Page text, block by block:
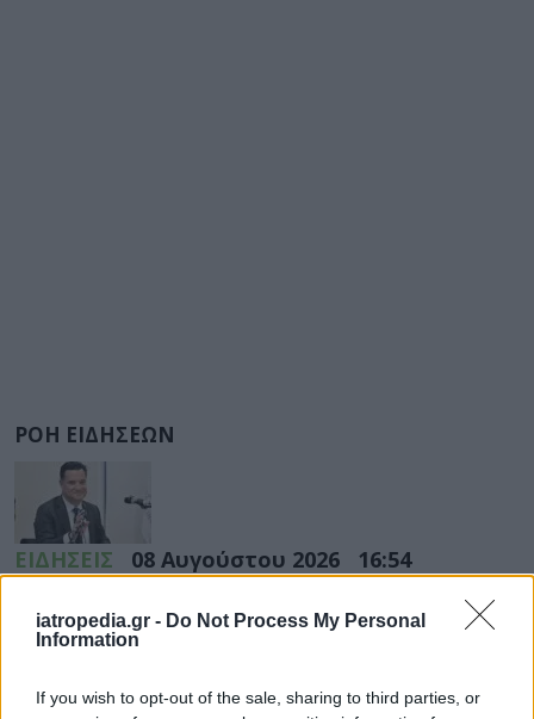
iatropedia.gr - Do Not Process My Personal
Information
If you wish to opt-out of the sale, sharing to third parties, or
ΡΟΗ ΕΙΔΗΣΕΩΝ
ΕΙΔΗΣΕΙΣ 08 Αυγούστου 2026 16:54
Γεωργιάδης: Αιχμηρή ανάρτηση για συνδικαλιστή που
μιλούσε για «διάλυση» του ΕΣΥ και αργότερα
ευχαρίστησε το Μποδοσάκειο